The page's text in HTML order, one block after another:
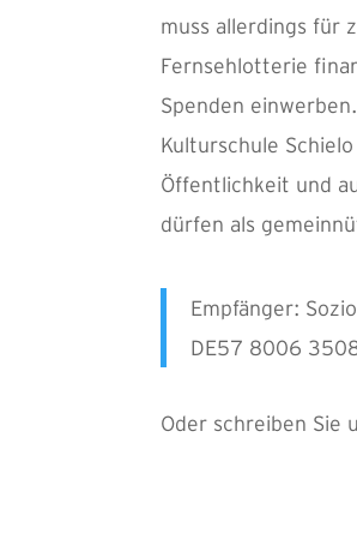
muss allerdings für
Fernsehlotterie
Spenden
Kulturschule
Öffentlichkeit und
dürfen als
Empfänger:
DE57 8006
Oder schreiben Sie